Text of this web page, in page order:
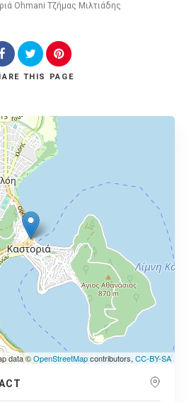
Ohmani Τζήμας Μιλτιάδης
THIS PAGE
data ©OpenStreetMapcontributors, CC-BY-SA